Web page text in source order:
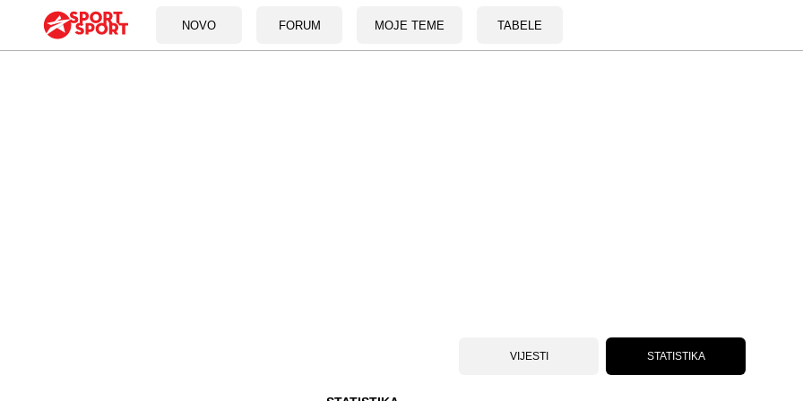
NOVO FORUM MOJE TEME TABELE
VIJESTI STATISTIKA